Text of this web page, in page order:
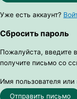
Уже есть аккаунт?
Сбросить пароль
Пожалуйста, введите
получите письмо со
Имя пользователя или
Отправить письмо